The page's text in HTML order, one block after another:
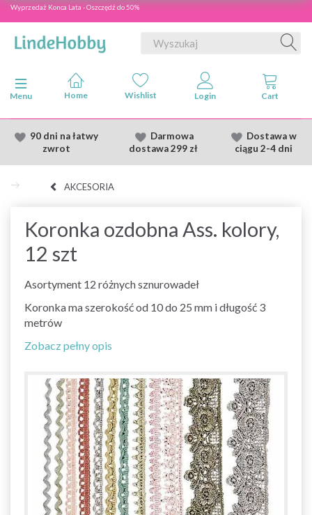
Wyprzedaż Konca Lata - Oszczędź do 50%
Przełącz nawigację
Menu
90 dni na łatwy
zwrot
Darmowa
dostawa299 zł
Dostawaw
ciągu 2-4 dni
AKCESORIA
Koronka ozdobna Ass. kolory,
12 szt
Asortyment 12 różnych sznurowadeł
Koronka ma szerokość od 10 do 25 mm i długość 3
metrów
Zobacz pełny opis